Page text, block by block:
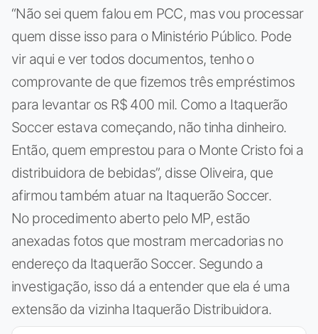
“Não sei quem falou em PCC, mas vou processar
quem disse isso para o Ministério Público. Pode
vir aqui e ver todos documentos, tenho o
comprovante de que fizemos três empréstimos
para levantar os R$ 400 mil. Como a Itaquerão
Soccer estava começando, não tinha dinheiro.
Então, quem emprestou para o Monte Cristo foi a
distribuidora de bebidas”, disse Oliveira, que
afirmou também atuar na Itaquerão Soccer.
No procedimento aberto pelo MP, estão
anexadas fotos que mostram mercadorias no
endereço da Itaquerão Soccer. Segundo a
investigação, isso dá a entender que ela é uma
extensão da vizinha Itaquerão Distribuidora.